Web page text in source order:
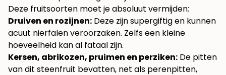
Deze fruitsoorten moet je absoluut vermijden:
Druiven en rozijnen: Deze zijn supergiftig en kunnen
acuut nierfalen veroorzaken. Zelfs een kleine
hoeveelheid kan al fataal zijn.
Kersen, abrikozen, pruimen en perziken: De pitten
van dit steenfruit bevatten, net als perenpitten,